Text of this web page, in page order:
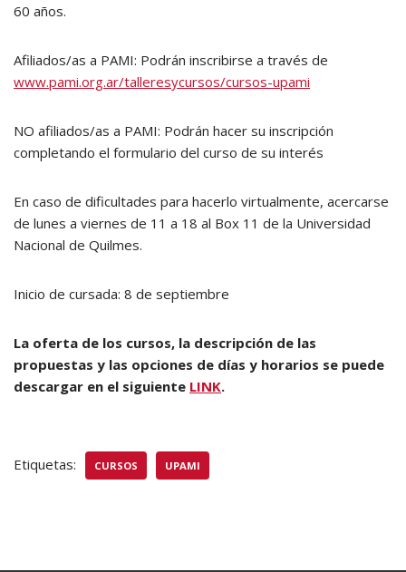
60 años.
Afiliados/as a PAMI: Podrán inscribirse a través de
www.pami.org.ar/talleresycursos/cursos-upami
NO afiliados/as a PAMI: Podrán hacer su inscripción
completando el formulario del curso de su interés
En caso de dificultades para hacerlo virtualmente, acercarse
de lunes a viernes de 11 a 18 al Box 11 de la Universidad
Nacional de Quilmes.
Inicio de cursada: 8 de septiembre
La oferta de los cursos, la descripción de las
propuestas y las opciones de días y horarios se puede
descargar en el siguiente LINK.
Etiquetas: CURSOS UPAMI